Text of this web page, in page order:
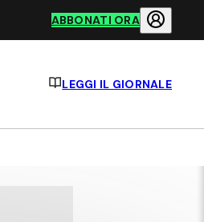
ABBONATI ORA
LEGGI IL GIORNALE